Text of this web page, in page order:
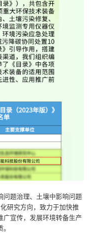
问题治理、土壤中影响问题
研究方向，致力于加快推
广宣传，发展环境转备生产